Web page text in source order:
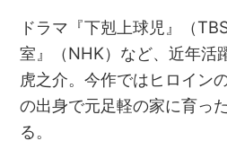
ドラマ『下剋上球児』（
室』（NHK）など、近年活
虎之介。今作ではヒロイン
の出身で元足軽の家に育っ
る。